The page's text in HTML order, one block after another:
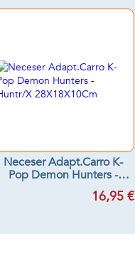
Neceser Adapt.Carro K-
Pop Demon Hunters -
Huntr/X 28X18X10Cm
16,95 €